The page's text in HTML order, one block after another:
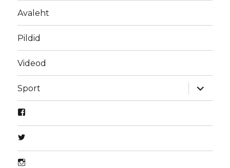
Avaleht
Pildid
Videod
Sport
laienda